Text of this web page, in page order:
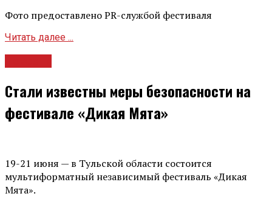
Фото предоставлено PR-службой фестиваля
Читать далее ...
Стали известны меры безопасности на
фестивале «Дикая Мята»
19-21 июня — в Тульской области состоится
мультиформатный независимый фестиваль «Дикая
Мята».